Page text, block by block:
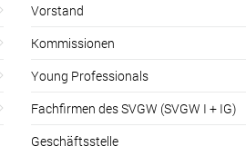
Vorstand
Kommissionen
Young Professionals
Fachfirmen des SVGW (SVGW I + IG)
Geschäftsstelle